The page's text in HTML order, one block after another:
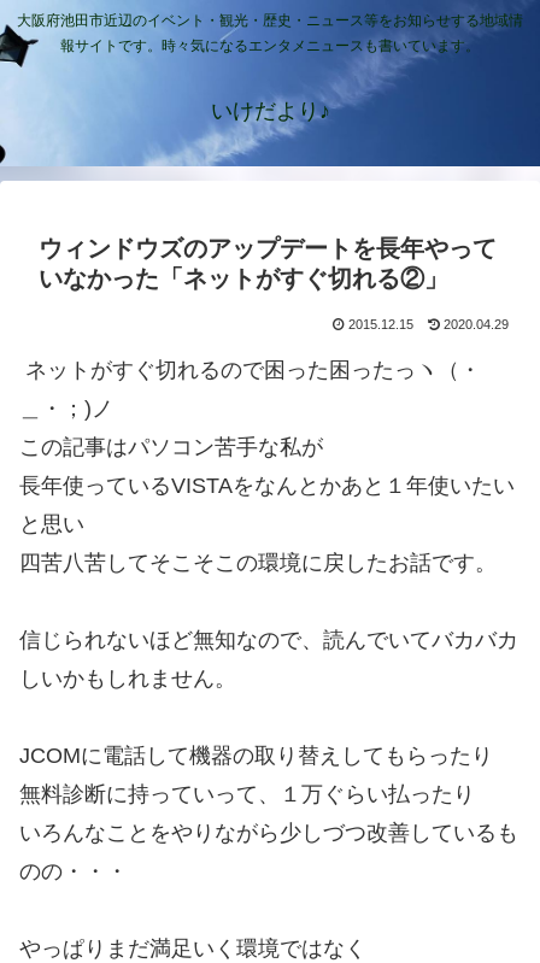
大阪府池田市近辺のイベント・観光・歴史・ニュース等をお知らせする地域情
報サイトです。時々気になるエンタメニュースも書いています。
いけだより♪
ウィンドウズのアップデートを長年やって
いなかった「ネットがすぐ切れる②」
2015.12.15 2020.04.29
ネットがすぐ切れるので困った困ったっヽ（・
＿・；)ノ
この記事はパソコン苦手な私が
長年使っているVISTAをなんとかあと１年使いたい
と思い
四苦八苦してそこそこの環境に戻したお話です。
信じられないほど無知なので、読んでいてバカバカ
しいかもしれません。
JCOMに電話して機器の取り替えしてもらったり
無料診断に持っていって、１万ぐらい払ったり
いろんなことをやりながら少しづつ改善しているも
のの・・・
やっぱりまだ満足いく環境ではなく